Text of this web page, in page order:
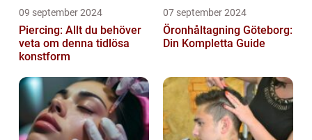
09 september 2024
Piercing: Allt du behöver
veta om denna tidlösa
konstform
07 september 2024
Öronhåltagning Göteborg:
Din Kompletta Guide